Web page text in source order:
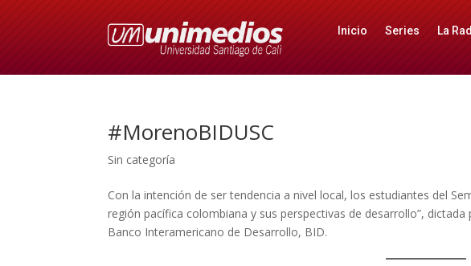
Inicio Series La
#MorenoBIDUSC
Sin categoría
Con la intención de ser tendencia a nivel local, los estudiantes del
región pacífica colombiana y sus perspectivas de desarrollo”,
Banco Interamericano de Desarrollo, BID.